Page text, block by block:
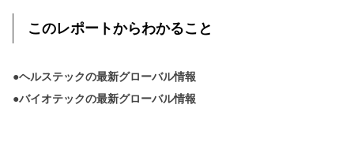
このレポートからわかること
●ヘルステックの最新グローバル情報
●バイオテックの最新グローバル情報